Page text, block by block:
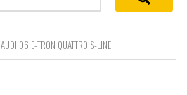
AUDI Q6 E-TRON QUATTRO S-LINE